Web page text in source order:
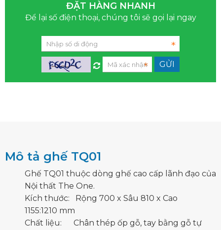
ĐẶT HÀNG NHANH
Để lại số điện thoại, chúng tôi sẽ gọi lại ngay
Mô tả ghế TQ01
Ghế TQ01 thuộc dòng ghế cao cấp lãnh đạo của
Nội thất The One.
Kích thước: Rộng 700 x Sâu 810 x Cao
1155:1210 mm
Chất liệu: Chân thép ốp gỗ, tay bằng gỗ tự